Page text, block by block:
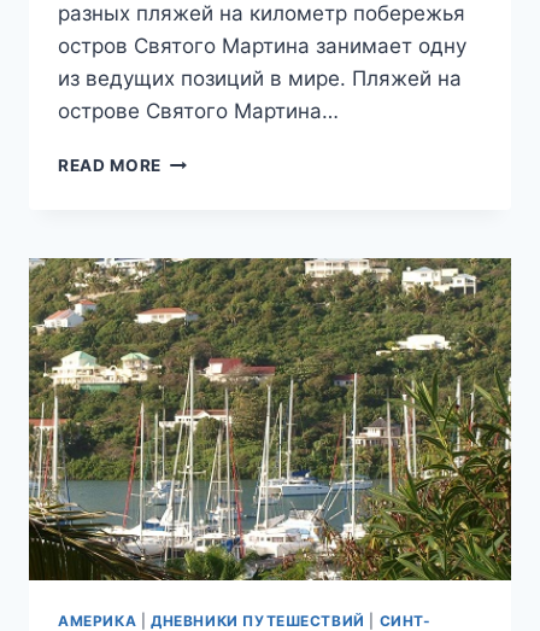
разных пляжей на километр побережья
остров Святого Мартина занимает одну
из ведущих позиций в мире. Пляжей на
острове Святого Мартина…
READ MORE ЛУЧШИЕ
(ФРАНЦУЗСКАЯ
ЧАСТЬ
ОСТРОВА)
АМЕРИКА ДНЕВНИКИ ПУТЕШЕСТВИЙ
СИНТ-